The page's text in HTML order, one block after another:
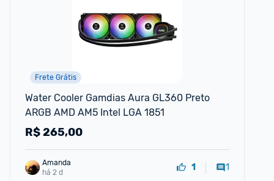
Frete Grátis
Water Cooler Gamdias Aura GL360 Preto
ARGB AMD AM5 Intel LGA 1851
R$265,00
Amanda
há 2 d
1 1